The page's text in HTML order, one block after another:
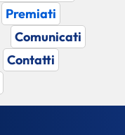
Premiati
Comunicati
Contatti